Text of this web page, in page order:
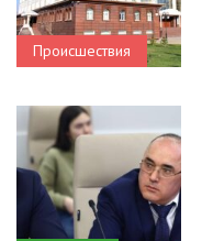
Происшествия